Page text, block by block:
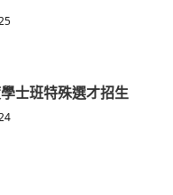
士班特殊選才招生